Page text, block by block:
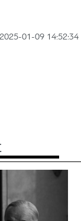
2025-01-09 14:52:34